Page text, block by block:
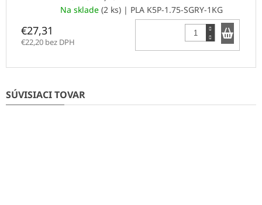
Na sklade (2 ks) | PLA K5P-1.75-SGRY-1KG
€27,31
€22,20 bez DPH
Do
SÚVISIACI TOVAR